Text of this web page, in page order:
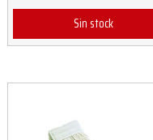
Sin stock